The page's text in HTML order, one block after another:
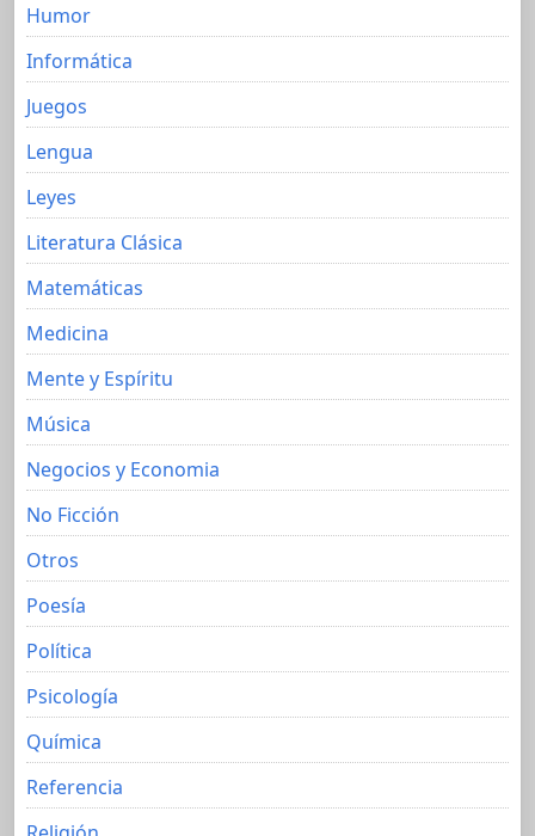
Humor
Informática
Juegos
Lengua
Leyes
Literatura Clásica
Matemáticas
Medicina
Mente y Espíritu
Música
Negocios y Economia
No Ficción
Otros
Poesía
Política
Psicología
Química
Referencia